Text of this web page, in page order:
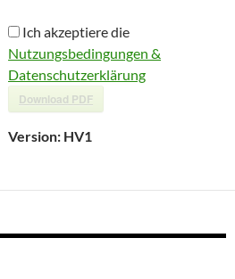
Ich akzeptiere die
Nutzungsbedingungen &
Datenschutzerklärung
Download PDF
Version: HV1